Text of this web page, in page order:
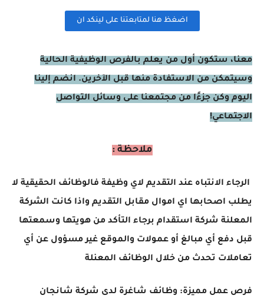
اضغظ هنا لمتابعتنا على لينكد ان
معنا، ستكون أول من يعلم بالفرص الوظيفية الحالية
وسيتمكن من الاستفادة منها قبل الآخرين. انضم إلينا
اليوم وكن جزءًا من مجتمعنا على وسائل التواصل
الاجتماعي!
ملاحظة :
الرجاء الانتباه عند التقديم لاي وظيفة فالوظائف الحقيقية لا
يطلب اصحابها اي اموال مقابل التقديم واذا كانت الشركة
المعلنة شركة استقدام برجاء التأكد من هويتها وسمعتها
قبل دفع أي مبالغ أو عمولات والموقع غير مسؤول عن أي
تعاملات تحدث من خلال الوظائف المعنلة
فرص عمل مميزة: وظائف شاغرة لدى شركة شانجان